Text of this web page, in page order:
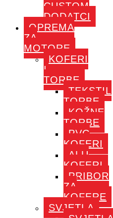
CUSTOM
DODATCI
OPREMA
ZA
MOTORE
KOFERI
I
TORBE
TEKSTIL
TORBE
KOŽNE
TORBE
PVC
KOFERI
ALU
KOFERI
PRIBOR
ZA
KOFERE
SVJETLA